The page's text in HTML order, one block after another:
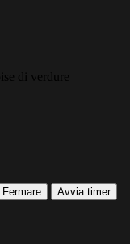
di verdure
Fermare Avvia timer